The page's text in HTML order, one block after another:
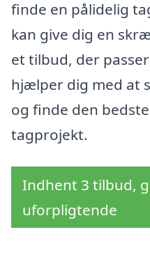
finde en pålidelig
kan give dig en
et tilbud, der
hjælper dig med at
og finde den
tagprojekt.
Indhent 3 tilbud,
uforpligtende